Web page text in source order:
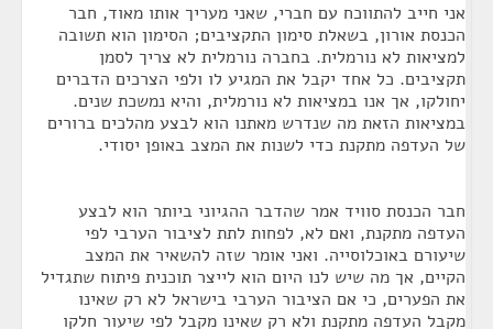
אני חייב להתווכח עם חברי, שאני מעריך אותו מאוד, חבר
הכנסת אורון, בשאלת סימון התקציבים; הסימון הוא תשובה
למציאות לא נורמלית. בחברה נורמלית לא צריך לסמן
תקציבים. כל אחד יקבל את המגיע לו ולפי הצרכים הדברים
יחולקו, אך אנו במציאות לא נורמלית, והיא נמשכת שנים.
במציאות הזאת מה שנדרש מאתנו הוא לבצע מהלכים ברורים
של העדפה מתקנת כדי לשנות את המצב באופן יסודי.
חבר הכנסת סוויד אמר שהדבר ההגיוני ביותר הוא לבצע
העדפה מתקנת, ואם לא, לפחות לתת לציבור הערבי לפי
שיעורם באוכלוסייה. ואני אומר שזה להשאיר את המצב
הקיים, אך מה שיש לנו היום הוא לייצר תוכנית פיתוח שתגדיל
את הפערים, כי אם הציבור הערבי בישראל לא רק שאינו
מקבל העדפה מתקנת ולא רק שאינו מקבל לפי שיעור חלקו